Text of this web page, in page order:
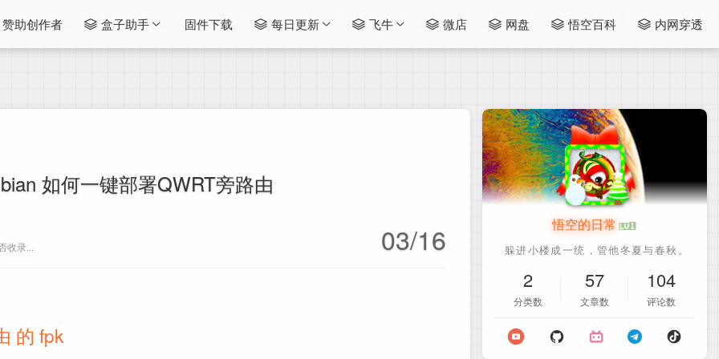
赞助创作者 盒子助手 固件下载 每日更新 飞牛 微店 网盘 悟空百科 内网穿透
如何一键部署QWRT旁路由
收录... 03/16
的 fpk
悟空的日常
2
分类数
57
文章数
104
评论数